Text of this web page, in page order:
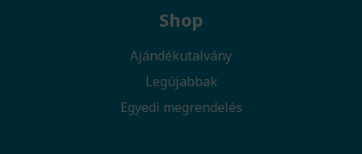
Shop
Ajándékutalvány
Legújabbak
Egyedi megrendelés